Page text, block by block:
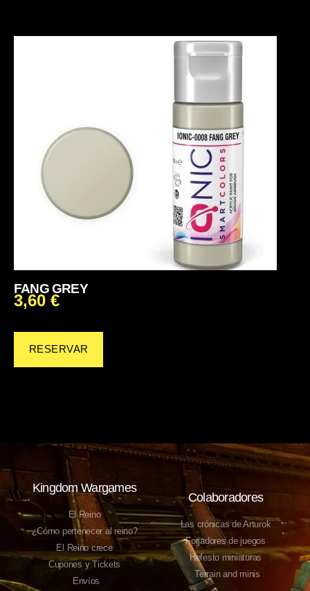
FANG GREY
3,60 €
RESERVAR
Kingdom Wargames
El Reino
¿Cómo pertenecer al reino?
El Reino crece
Cupones y Tickets
Envíos
Colaboradores
Las crónicas de Arturok
Forjadores de juegos
Hefesto miniaturas
Terrain and minis